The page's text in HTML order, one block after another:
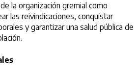
la organización gremial como
las reivindicaciones, conquistar
y garantizar una salud pública de